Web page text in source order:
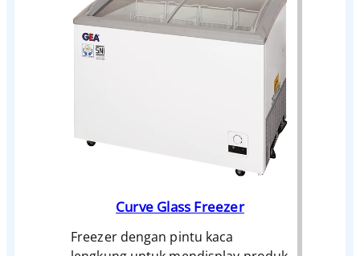
Curve Glass Freezer
Freezer dengan pintu kaca